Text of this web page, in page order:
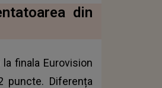
din
finala Eurovision
puncte. Diferența